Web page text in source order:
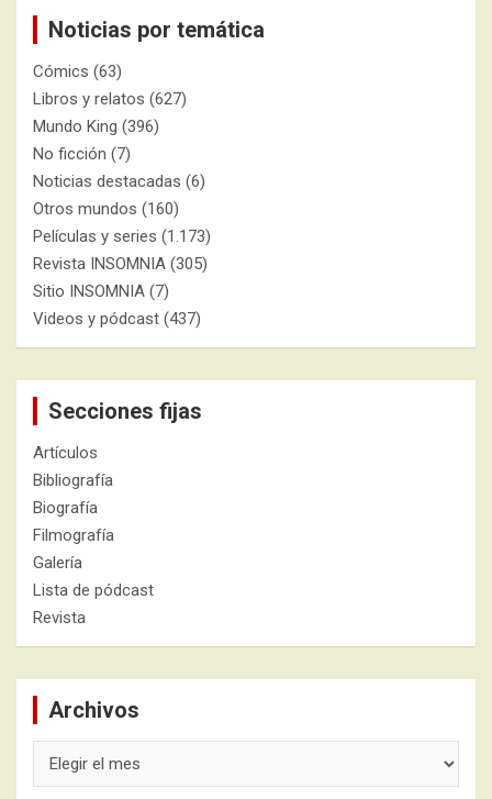
Noticias por temática
Cómics (63)
Libros y relatos (627)
Mundo King (396)
No ficción (7)
Noticias destacadas (6)
Otros mundos (160)
Películas y series (1.173)
Revista INSOMNIA (305)
Sitio INSOMNIA (7)
Videos y pódcast (437)
Secciones fijas
Artículos
Bibliografía
Biografía
Filmografía
Galería
Lista de pódcast
Revista
Archivos